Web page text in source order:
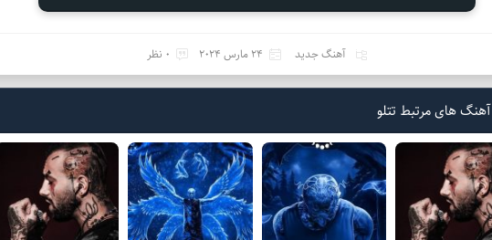
آهنگ جدید 24 مارس 2024 0 نظر
آهنگ های مرتبط تتلو